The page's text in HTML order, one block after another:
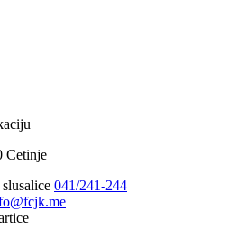
Cetinje
041/241-244